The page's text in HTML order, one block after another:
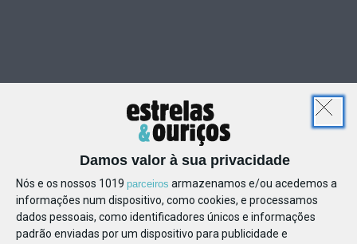
Damos valor à sua privacidade
Nós e os nossos 1019 parceiros armazenamos e/ou acedemos a
informações num dispositivo, como cookies, e processamos
dados pessoais, como identificadores únicos e informações
padrão enviadas por um dispositivo para publicidade e